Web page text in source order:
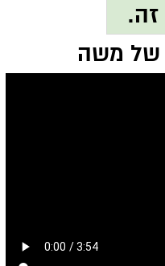
זה.
של משה